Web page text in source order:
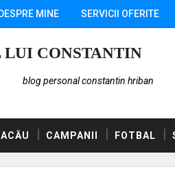
DESPRE MINE SERVICII OFERITE
LUI CONSTANTIN
blog personal constantin hriban
CAMPANII FOTBAL